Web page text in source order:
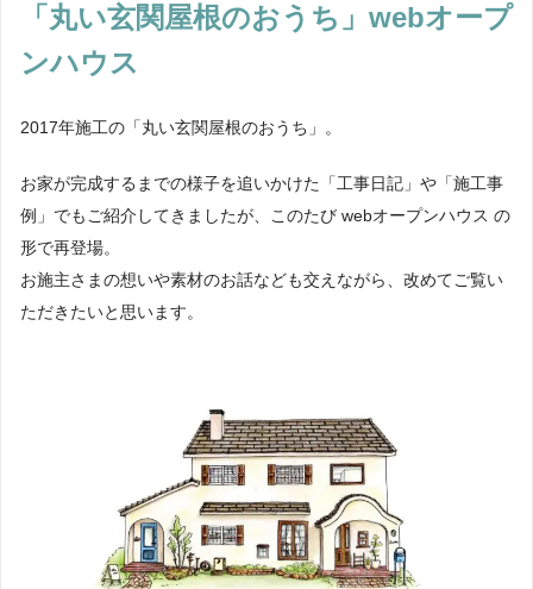
「丸い玄関屋根のおうち」webオープ
ンハウス
2017年施工の「丸い玄関屋根のおうち」。
お家が完成するまでの様子を追いかけた「工事日記」や「施工事
例」でもご紹介してきましたが、このたび webオープンハウス の
形で再登場。
お施主さまの想いや素材のお話なども交えながら、改めてご覧い
ただきたいと思います。